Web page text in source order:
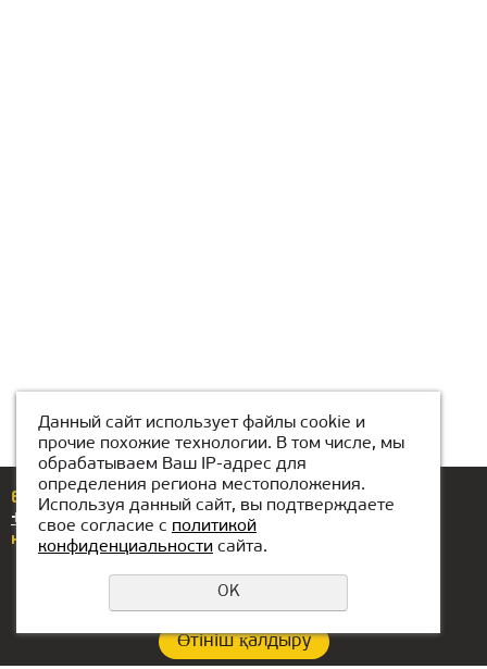
Егер сізде сұрақтар немесе ұсыныстар болса,
+7(708)439-62-00нөміріне қоңырау шалыңыз
немесе бізге жазыңызkaraganda@kiber-one.com
Өтініш қалдыру
Данный сайт использует файлы cookie и
прочие похожие технологии. В том числе, мы
обрабатываем Ваш IP-адрес для
определения региона местоположения.
Используя данный сайт, вы подтверждаете
свое согласие с политикой
конфиденциальности сайта.
OK